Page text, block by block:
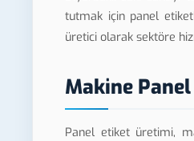
tutmak için panel
üretici olarak sektöre
Makine
Panel etiket üretimi,